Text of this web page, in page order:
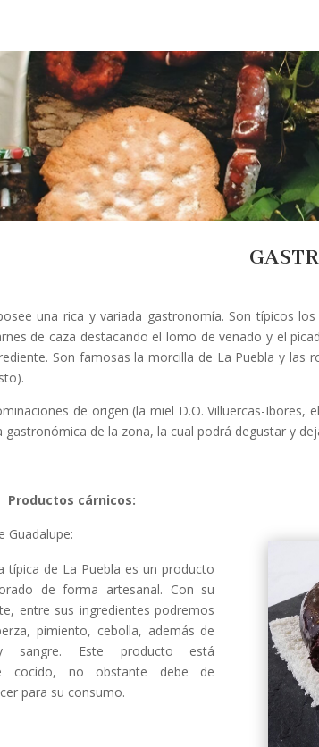
una rica y variada gastronomía. Son típicos
de caza destacando el lomo de venado y el
Son famosas la morcilla de La Puebla y
de origen (la miel D.O. Villuercas-Ibores,
gastronómica de la zona, la cual podrá degustar y
Productos cárnicos:
Guadalupe:
típica de La Puebla es un producto
de forma artesanal. Con su
entre sus ingredientes podremos
pimiento, cebolla, además de
sangre. Este producto está
cocido, no obstante debe de
para su consumo.